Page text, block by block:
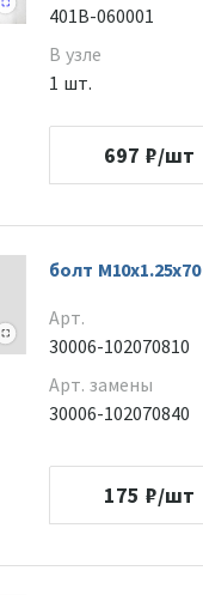
401B-060001
В узле
1 шт.
697 ₽/шт
болт M10x1.25x70
Арт.
30006-102070810
Арт. замены
30006-102070840
175 ₽/шт